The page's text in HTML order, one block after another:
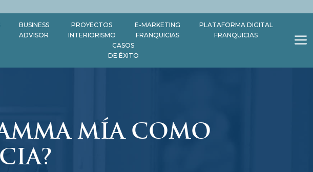
BUSINESS
ADVISOR
PROYECTOS
INTERIORISMO
E-MARKETING
FRANQUICIAS
PLATAFORMA DIGITAL
FRANQUICIAS
CASOS
DE ÉXITO
MÍA COMO